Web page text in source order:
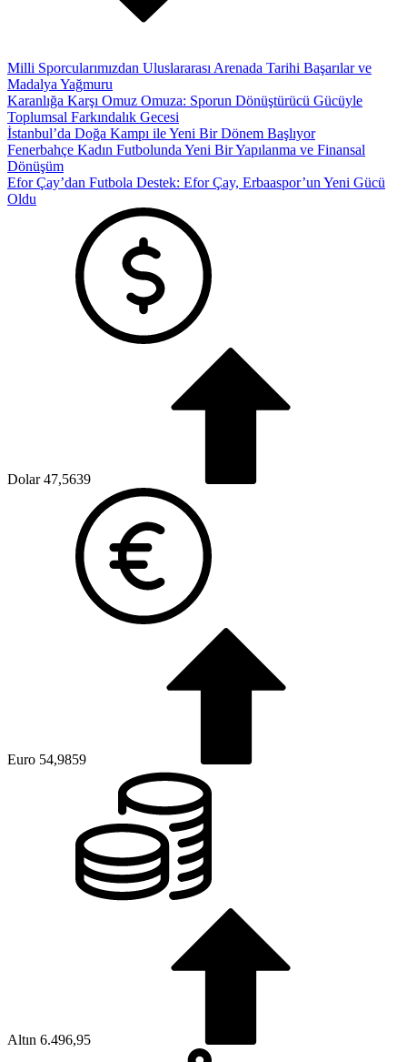
Milli Sporcularımızdan Uluslararası Arenada Tarihi Başarılar ve
Madalya Yağmuru
Karanlığa Karşı Omuz Omuza: Sporun Dönüştürücü Gücüyle
Toplumsal Farkındalık Gecesi
İstanbul’da Doğa Kampı ile Yeni Bir Dönem Başlıyor
Fenerbahçe Kadın Futbolunda Yeni Bir Yapılanma ve Finansal
Dönüşüm
Efor Çay’dan Futbola Destek: Efor Çay, Erbaaspor’un Yeni Gücü
Oldu
Dolar 47,5639
Euro 54,9859
Altın 6.496,95